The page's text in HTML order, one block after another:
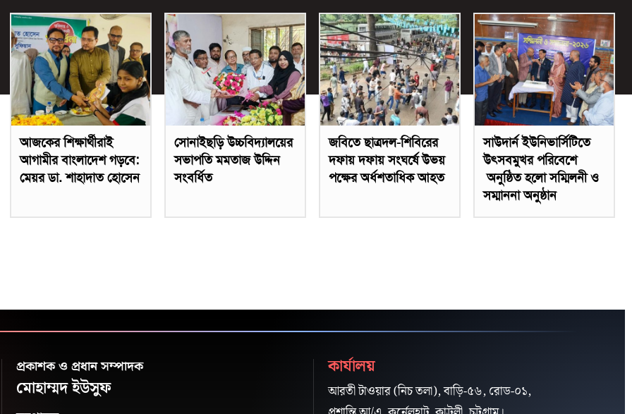
আজকের শিক্ষার্থীরাই
আগামীর বাংলাদেশ গড়বে:
মেয়র ডা. শাহাদাত হোসেন
সোনাইছড়ি উচ্চবিদ্যালয়ের
সভাপতি মমতাজ উদ্দিন
সংবর্ধিত
জবিতে ছাত্রদল-শিবিরের
দফায় দফায় সংঘর্ষে উভয়
পক্ষের অর্ধশতাধিক আহত
সাউদার্ন ইউনিভার্সিটিতে
উৎসবমুখর পরিবেশে
অনুষ্ঠিত হলো সম্মিলনী ও
সম্মাননা অনুষ্ঠান
প্রকাশক ও প্রধান সম্পাদক
মোহাম্মদ ইউসুফ
কার্যালয়
আরতী টাওয়ার (নিচ তলা), বাড়ি-৫৬, রোড-০১,